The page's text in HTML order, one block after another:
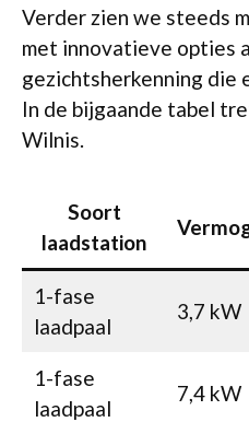
Verder zien we steeds
met innovatieve opties
gezichtsherkenning die
In de bijgaande tabel
Wilnis.
Soort
laadstation
1-fase
laadpaal
3,7 kW
1-fase
laadpaal
7,4 kW